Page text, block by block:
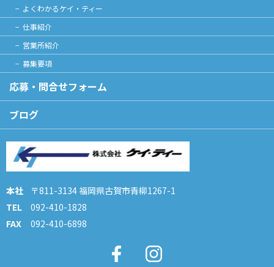
よくわかるケイ・ティー
仕事紹介
営業所紹介
募集要項
応募・問合せフォーム
ブログ
本社
〒811-3134 福岡県古賀市青柳1267-1
TEL
092-410-1828
FAX
092-410-6898